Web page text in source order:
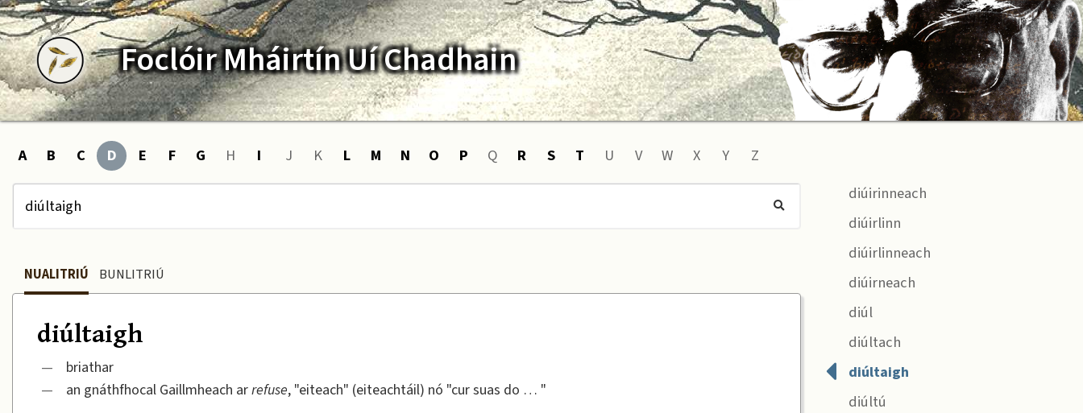
FoclóirMháirtínUí Chadhain
A B C D E F G H I J K L M N O P Q R S T U V W X Y Z
NUALITRIÚ BUNLITRIÚ
diúltaigh
—
briathar
—
an gnáthfhocal Gaillmheach arrefuse, "eiteach" (eiteachtáil) nó "cur suas do … "
diúirinneach
diúirlinn
diúirlinneach
diúirneach
diúl
diúltach
diúltaigh
diúltú